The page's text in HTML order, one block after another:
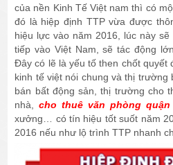
của nền Kinh Tế Việt nam thì có
đó là hiệp định TTP vừa được
hiệu lực vào năm 2016, lúc này
tiếp vào Việt Nam, sẽ tác động
Đây có lẽ là yếu tố then chốt quyết
kinh tế việt nói chung và thị trường
bán bất động sản, thị trường cho
nhà,cho thuê văn phòng quận
xưởng… có tín hiệu tốt suốt năm
2016 nếu như lộ trình TTP nhanh